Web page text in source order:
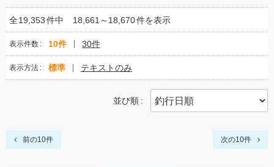
全19,353件中 18,661～18,670件を表示
表示件数 10件 30件
表示方法 標準 テキストのみ
並び順
前の10件 次の10件